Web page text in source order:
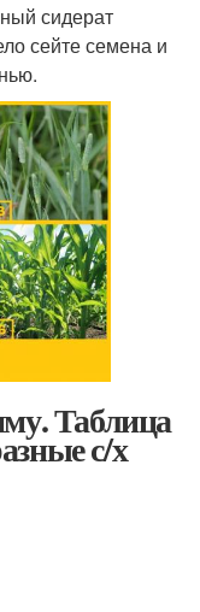
сидерат
сейте семена и
Таблица
с/х